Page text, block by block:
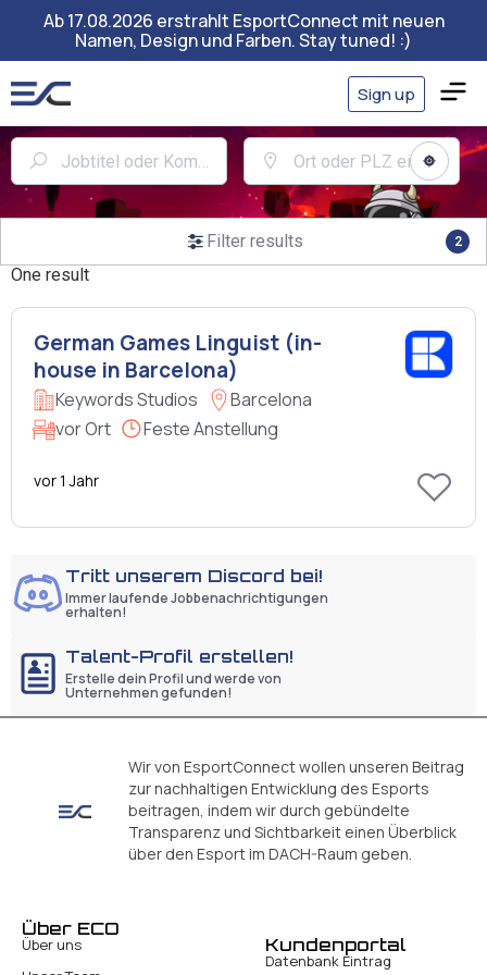
Ab 17.08.2026 erstrahlt EsportConnect mit neuen
Namen, Design und Farben. Stay tuned! :)
Sign up
Tritt unserem Discord bei!
Immer laufende Jobbenachrichtigungen
erhalten!
Talent-Profil erstellen!
Erstelle dein Profil und werde von
Unternehmen gefunden!
Filter results 2
One result
German Games Linguist (in-
house in Barcelona)
Keywords Studios
Barcelona
vor Ort
Feste Anstellung
vor 1 Jahr
Wir von EsportConnect wollen unseren Beitrag
zur nachhaltigen Entwicklung des Esports
beitragen, indem wir durch gebündelte
Transparenz und Sichtbarkeit einen Überblick
über den Esport im DACH-Raum geben.
Über ECO
Über uns
Kundenportal
Datenbank Eintrag